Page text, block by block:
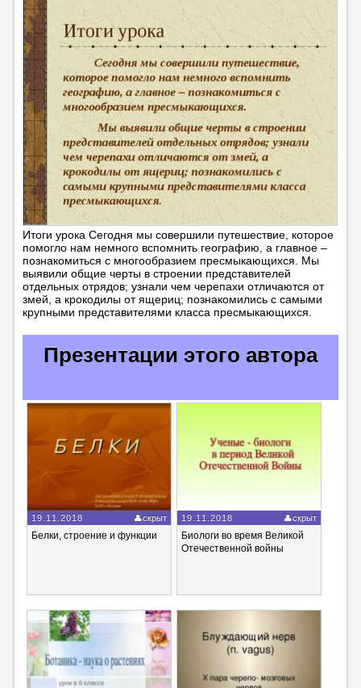
Итоги урока Сегодня мы совершили путешествие, которое
помогло нам немного вспомнить географию, а главное –
познакомиться с многообразием пресмыкающихся. Мы
выявили общие черты в строении представителей
отдельных отрядов; узнали чем черепахи отличаются от
змей, а крокодилы от ящериц; познакомились с самыми
крупными представителями класса пресмыкающихся.
Презентации этого автора
19.11.2018 скрыт
Белки, строение и функции
19.11.2018 скрыт
Биологи во время Великой
Отечественной войны